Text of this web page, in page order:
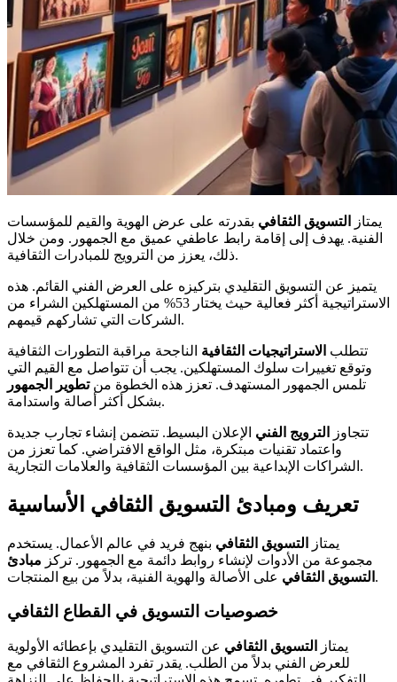
يمتاز التسويق الثقافي بقدرته على عرض الهوية والقيم للمؤسسات
الفنية. يهدف إلى إقامة رابط عاطفي عميق مع الجمهور. ومن خلال
ذلك، يعزز من الترويج للمبادرات الثقافية.
يتميز عن التسويق التقليدي بتركيزه على العرض الفني القائم. هذه
الاستراتيجية أكثر فعالية حيث يختار 53% من المستهلكين الشراء من
الشركات التي تشاركهم قيمهم.
تتطلب الاستراتيجيات الثقافية الناجحة مراقبة التطورات الثقافية
وتوقع تغييرات سلوك المستهلكين. يجب أن تتواصل مع القيم التي
تلمس الجمهور المستهدف. تعزز هذه الخطوة منتطوير الجمهور
بشكل أكثر أصالة واستدامة.
تتجاوز الترويج الفني الإعلان البسيط. تتضمن إنشاء تجارب جديدة
واعتماد تقنيات مبتكرة، مثل الواقع الافتراضي. كما تعزز من
الشراكات الإبداعية بين المؤسسات الثقافية والعلامات التجارية.
تعريف ومبادئ التسويق الثقافي الأساسية
يمتاز التسويق الثقافي بنهج فريد في عالم الأعمال. يستخدم
مجموعة من الأدوات لإنشاء روابط دائمة مع الجمهور. تركز مبادئ
التسويق الثقافي على الأصالة والهوية الفنية، بدلاً من بيع المنتجات.
خصوصيات التسويق في القطاع الثقافي
يمتاز التسويق الثقافي عن التسويق التقليدي بإعطائه الأولوية
للعرض الفني بدلاً من الطلب. يقدر تفرد المشروع الثقافي مع